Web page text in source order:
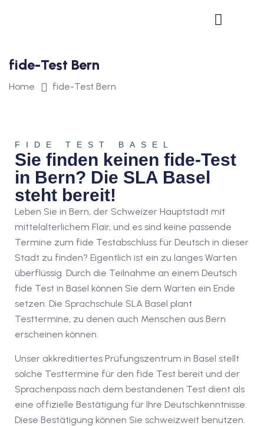
B1
Deutsch B1
Deutsch B2
B2
Deutsch B2
B2
Deutsch C1
C1
C1
fide-Test Bern
Home fide-Test Bern
FIDE TEST BASEL
Sie finden keinen fide-Test
in Bern? Die SLA Basel
steht bereit!
Leben Sie in Bern, der Schweizer Hauptstadt mit
mittelalterlichem Flair, und es sind keine passende
Termine zum fide Testabschluss für Deutsch in dieser
Stadt zu finden? Eigentlich ist ein zu langes Warten
überflüssig. Durch die Teilnahme an einem Deutsch
fide Test in Basel können Sie dem Warten ein Ende
setzen. Die Sprachschule SLA Basel plant
Testtermine, zu denen auch Menschen aus Bern
erscheinen können.
Unser akkreditiertes Prüfungszentrum in Basel stellt
solche Testtermine für den fide Test bereit und der
Sprachenpass nach dem bestandenen Test dient als
eine offizielle Bestätigung für Ihre Deutschkenntnisse.
Diese Bestätigung können Sie schweizweit benutzen.